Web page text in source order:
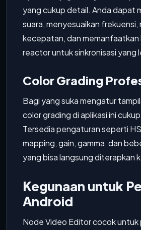
yang cukup detail. Anda dapat
suara, menyesuaikan
kecepatan, dan memanfaatkan
reactor untuk sinkronisasi yang
Color Grading
Bagi yang suka mengatur
color grading di aplikasi ini
Tersedia pengaturan seperti
mapping, gain, gamma, dan
yang bisa langsung diterapkan
Kegunaan untuk
Android
Node Video Editor cocok